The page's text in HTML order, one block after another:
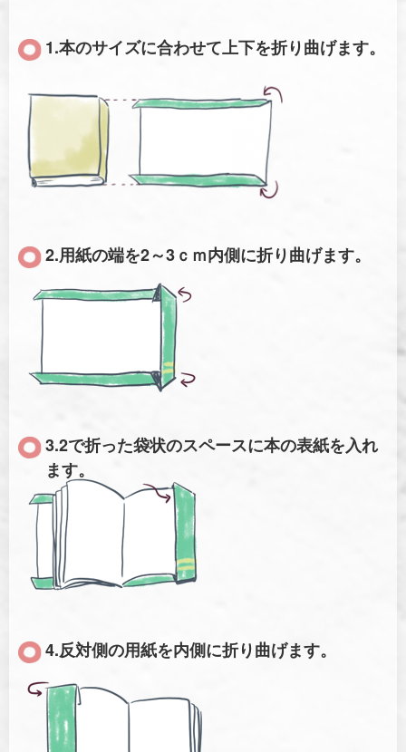
1.本のサイズに合わせて上下を折り曲げます。
2.用紙の端を2～3ｃｍ内側に折り曲げます。
3.2で折った袋状のスペースに本の表紙を入れ
ます。
4.反対側の用紙を内側に折り曲げます。